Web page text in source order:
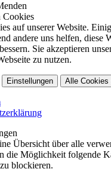
Cookies
auf unserer Website.
andere uns helfen, diese
Sie akzeptieren
zu nutzen.
Einstellungen Alle Cookies
Übersicht über alle
die Möglichkeit folgende
blockieren.